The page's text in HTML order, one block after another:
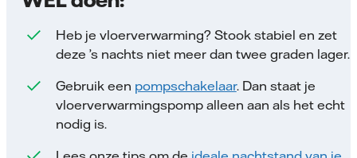
Heb je vloerverwarming? Stook stabiel en zet
deze ’s nachts niet meer dan twee graden lager.
Gebruik een pompschakelaar. Dan staat je
vloerverwarmingspomp alleen aan als het echt
nodig is.